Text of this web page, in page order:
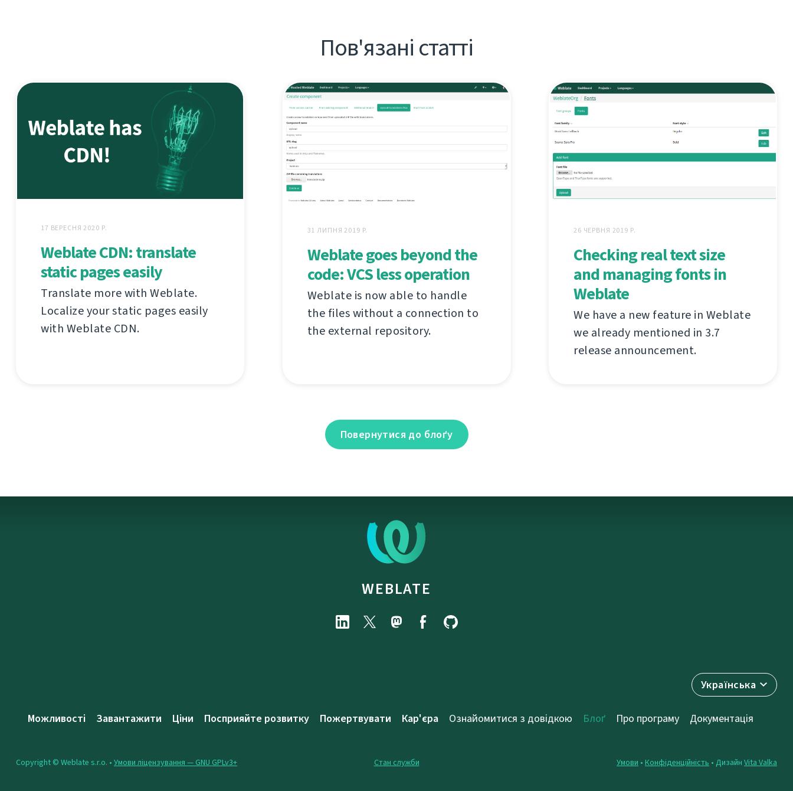
Пов'язані статті
17 ВЕРЕСНЯ 2020 Р.
Weblate CDN: translate
static pages easily
Translate more with Weblate.
Localize your static pages easily
with Weblate CDN.
31 ЛИПНЯ 2019 Р.
Weblate goes beyond the
code: VCS less operation
Weblate is now able to handle
the files without a connection to
the external repository.
26 ЧЕРВНЯ 2019 Р.
Checking real text size
and managing fonts in
Weblate
We have a new feature in Weblate
we already mentioned in 3.7
release announcement.
Повернутися до блоґу
WEBLATE
Українська
Можливості Завантажити Ціни Посприяйте розвитку Пожертвувати Кар'єра Ознайомитися з довідкою Блоґ Про програму Документація
Стан служби
Copyright © Weblate s.r.o. • Умови ліцензування — GNU GPLv3+ Умови • Конфіденційність • Дизайн Vita Valka